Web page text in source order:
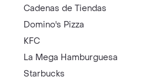
Cadenas de Tiendas
Domino's Pizza
KFC
La Mega Hamburguesa
Starbucks